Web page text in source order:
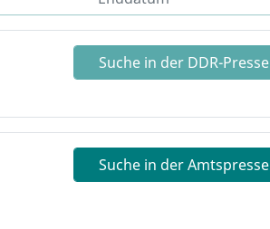
Suche in der DDR-Presse
Suche in der Amtspresse